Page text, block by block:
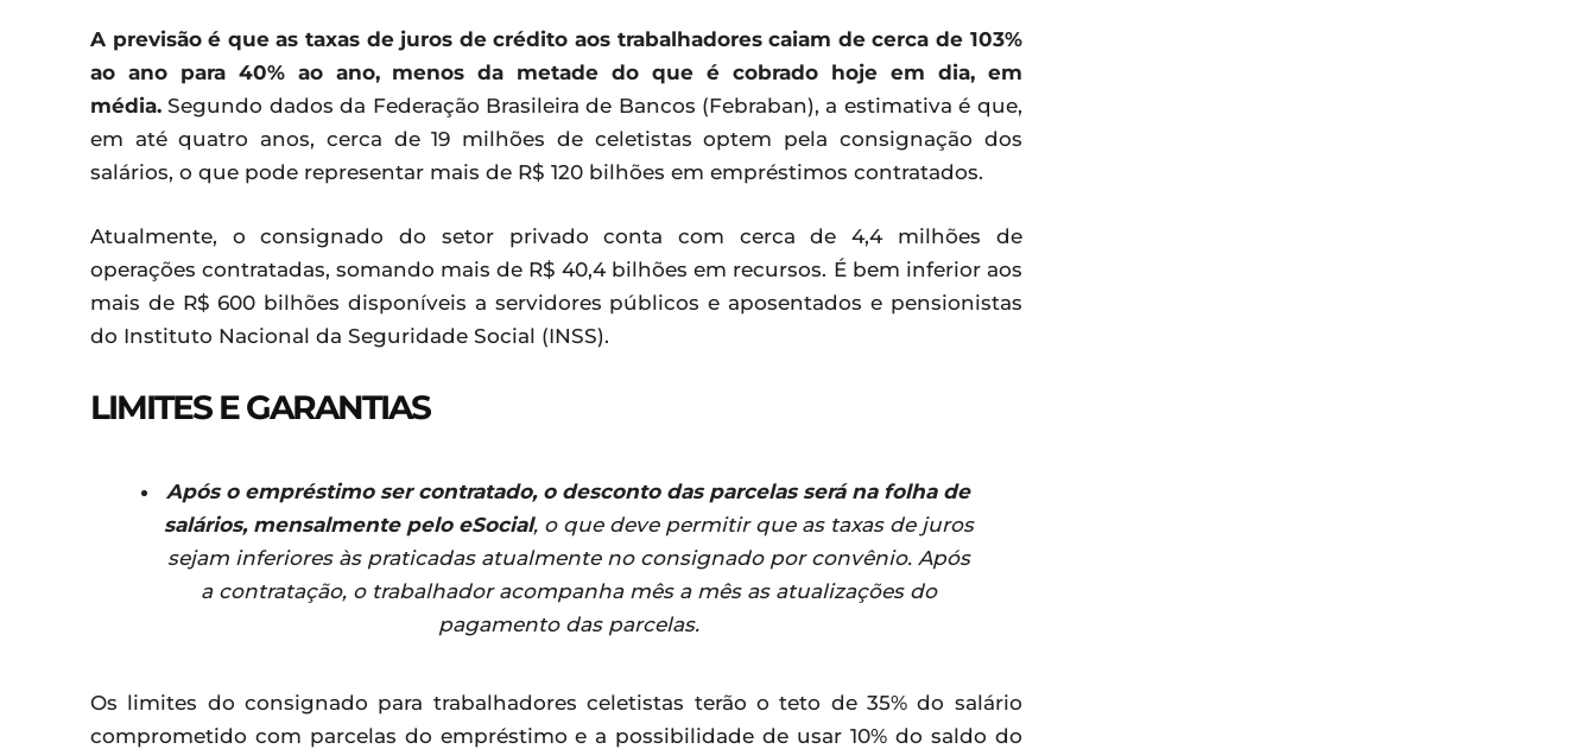
A previsão é que as taxas de juros de crédito aos trabalhadores caiam de cerca de 103%
ao ano para 40% ao ano, menos da metade do que é cobrado hoje em dia, em
média. Segundo dados da Federação Brasileira de Bancos (Febraban), a estimativa é que,
em até quatro anos, cerca de 19 milhões de celetistas optem pela consignação dos
salários, o que pode representar mais de R$ 120 bilhões em empréstimos contratados.
Atualmente, o consignado do setor privado conta com cerca de 4,4 milhões de
operações contratadas, somando mais de R$ 40,4 bilhões em recursos. É bem inferior aos
mais de R$ 600 bilhões disponíveis a servidores públicos e aposentados e pensionistas
do Instituto Nacional da Seguridade Social (INSS).
LIMITES E GARANTIAS
Após o empréstimo ser contratado, o desconto das parcelas será na folha de
salários, mensalmente pelo eSocial, o que deve permitir que as taxas de juros
sejam inferiores às praticadas atualmente no consignado por convênio. Após
a contratação, o trabalhador acompanha mês a mês as atualizações do
pagamento das parcelas.
Os limites do consignado para trabalhadores celetistas terão o teto de 35% do salário
comprometido com parcelas do empréstimo e a possibilidade de usar 10% do saldo do